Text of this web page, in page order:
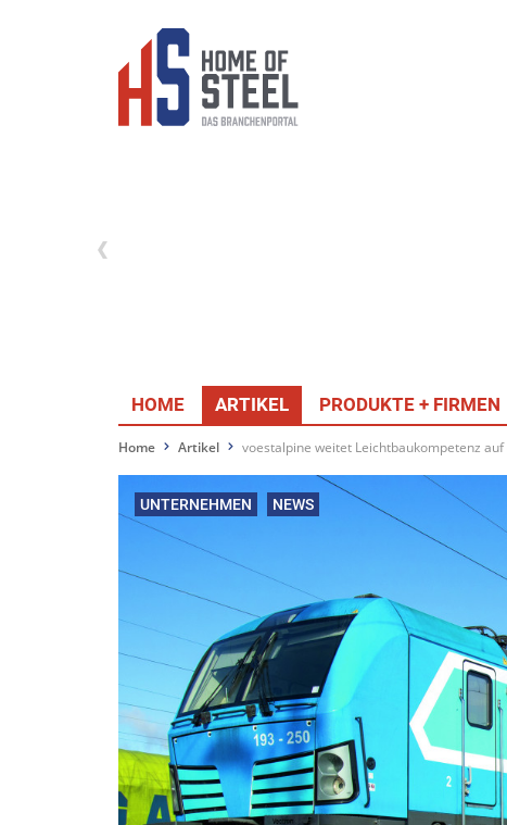
HOME ARTIKEL PRODUKTE + FIRMEN
Home Artikel voestalpine weitet Leichtbaukompetenz
UNTERNEHMEN NEWS